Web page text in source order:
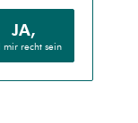
JA,
mir recht sein